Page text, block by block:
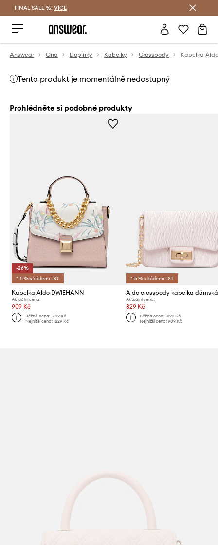
FINAL SALE %! VÍCE
Answear Ona Doplňky Kabelky Crossbody Kabelka
Tento produkt je momentálně nedostupný
Prohlédněte si podobné produkty
-26%
*-5 % s kódem: LST
Kabelka Aldo DWIEHANN
Aktuální cena:
909 Kč
Běžná cena:1799 Kč
Nejnižší cena:1229 Kč
*-5 % s kódem: LST
Aktuální cena:
829 Kč
Běžná cena: 1399 Kč
Nejnižší cena: 909 Kč